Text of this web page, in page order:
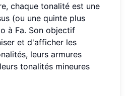
chaque tonalité est une
(ou une quinte plus
à Fa. Son objectif
et d'afficher les
leurs armures
tonalités mineures